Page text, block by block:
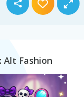
Alt Fashion